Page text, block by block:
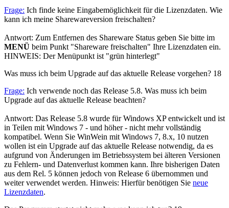
Frage: Ich finde keine Eingabemöglichkeit für die Lizenzdaten. Wie
kann ich meine Sharewareversion freischalten?
Antwort: Zum Entfernen des Shareware Status geben Sie bitte im
MENÜ beim Punkt "Shareware freischalten" Ihre Lizenzdaten ein.
HINWEIS: Der Menüpunkt ist "grün hinterlegt"
Was muss ich beim Upgrade auf das aktuelle Release vorgehen? 18
Frage: Ich verwende noch das Release 5.8. Was muss ich beim
Upgrade auf das aktuelle Release beachten?
Antwort: Das Release 5.8 wurde für Windows XP entwickelt und ist
in Teilen mit Windows 7 - und höher - nicht mehr vollständig
kompatibel. Wenn Sie WinWein mit Windows 7, 8.x, 10 nutzen
wollen ist ein Upgrade auf das aktuelle Release notwendig, da es
aufgrund von Änderungen im Betriebssystem bei älteren Versionen
zu Fehlern- und Datenverlust kommen kann. Ihre bisherigen Daten
aus dem Rel. 5 können jedoch von Release 6 übernommen und
weiter verwendet werden. Hinweis: Hierfür benötigen Sie neue
Lizenzdaten.